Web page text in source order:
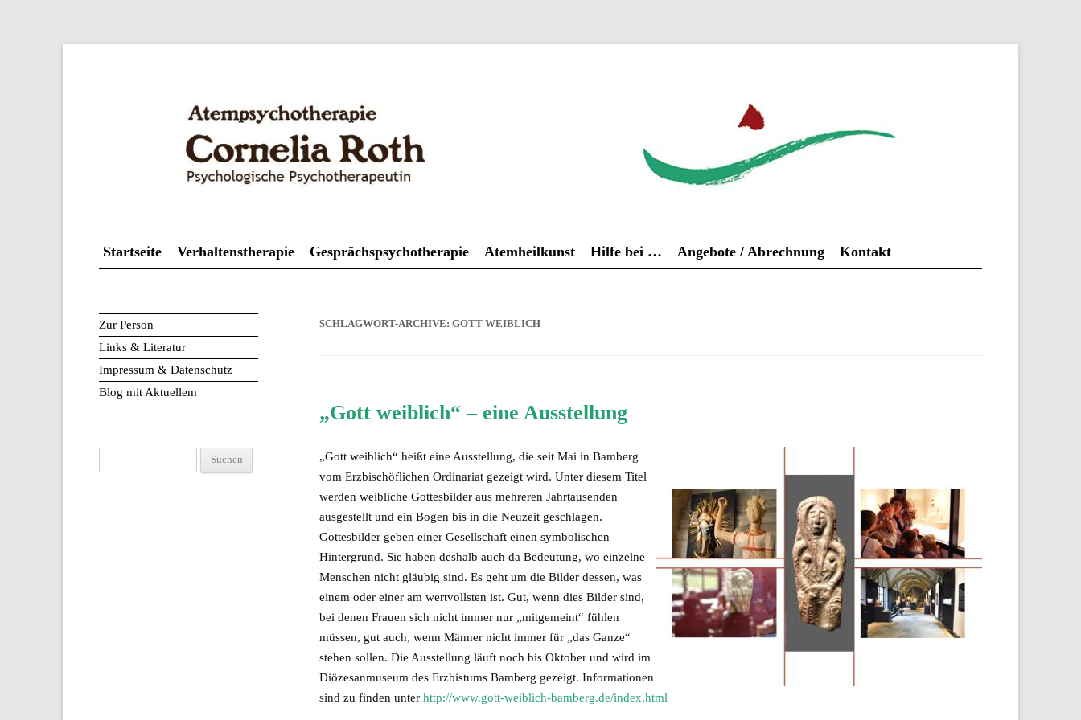
Atempsychotherapie
Inhalt
Startseite Verhaltenstherapie Gesprächspsychotherapie Atemheilkunst Hilfe bei … Angebote / Abrechnung Kontakt
SCHLAGWORT-ARCHIVE: GOTT WEIBLICH
„Gott weiblich“ – eine Ausstellung
„Gott weiblich“ heißt eine Ausstellung, die seit Mai in Bamberg
vom Erzbischöflichen Ordinariat gezeigt wird. Unter diesem Titel
werden weibliche Gottesbilder aus mehreren Jahrtausenden
ausgestellt und ein Bogen bis in die Neuzeit geschlagen.
Gottesbilder geben einer Gesellschaft einen symbolischen
Hintergrund. Sie haben deshalb auch da Bedeutung, wo einzelne
Menschen nicht gläubig sind. Es geht um die Bilder dessen, was
einem oder einer am wertvollsten ist. Gut, wenn dies Bilder sind,
bei denen Frauen sich nicht immer nur „mitgemeint“ fühlen
müssen, gut auch, wenn Männer nicht immer für „das Ganze“
stehen sollen. Die Ausstellung läuft noch bis Oktober und wird im
Diözesanmuseum des Erzbistums Bamberg gezeigt. Informationen
sind zu finden unter http://www.gott-weiblich-bamberg.de/index.html
Zur Person
Links & Literatur
Impressum & Datenschutz
Blog mit Aktuellem